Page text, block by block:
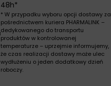
48h*
* W przypadku wyboru opcji dostawy za
pośrednictwem kuriera PHARMALINK –
dedykowanego do transportu
produktów w kontrolowanej
temperaturze – uprzejmie informujemy,
że czas realizacji dostawy może ulec
wydłużeniu o jeden dodatkowy dzień
roboczy.